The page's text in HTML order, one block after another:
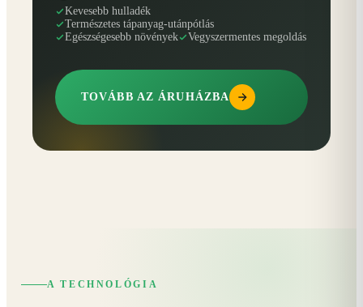
Kevesebb hulladék
Természetes tápanyag-utánpótlás
Egészségesebb növények
Vegyszermentes megoldás
TOVÁBB AZ ÁRUHÁZBA
A TECHNOLÓGIA